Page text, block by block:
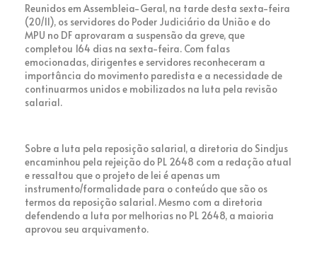
Reunidos em Assembleia-Geral, na tarde desta sexta-feira
(20/11), os servidores do Poder Judiciário da União e do
MPU no DF aprovaram a suspensão da greve, que
completou 164 dias na sexta-feira. Com falas
emocionadas, dirigentes e servidores reconheceram a
importância do movimento paredista e a necessidade de
continuarmos unidos e mobilizados na luta pela revisão
salarial.
Sobre a luta pela reposição salarial, a diretoria do Sindjus
encaminhou pela rejeição do PL 2648 com a redação atual
e ressaltou que o projeto de lei é apenas um
instrumento/formalidade para o conteúdo que são os
termos da reposição salarial. Mesmo com a diretoria
defendendo a luta por melhorias no PL 2648, a maioria
aprovou seu arquivamento.